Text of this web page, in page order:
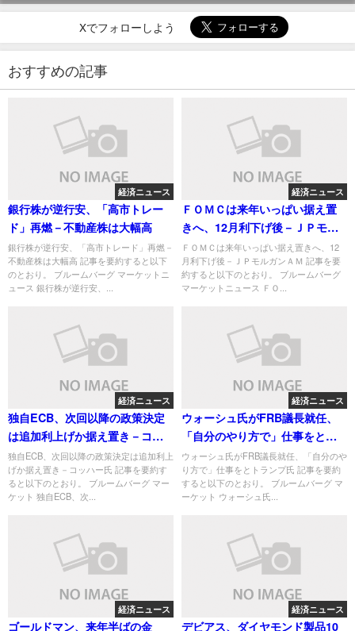
Xでフォローしよう
おすすめの記事
経済ニュース
銀行株が逆行安、「高市トレー
ド」再燃－不動産株は大幅高
銀行株が逆行安、「高市トレード」再燃－
不動産株は大幅高 記事を要約すると以下
のとおり。 ブルームバーグ マーケットニ
ュース 銀行株が逆行安、...
経済ニュース
ＦＯＭＣは来年いっぱい据え置
きへ、12月利下げ後－ＪＰモル
ガンＡＭ
ＦＯＭＣは来年いっぱい据え置きへ、12
月利下げ後－ＪＰモルガンＡＭ 記事を要
約すると以下のとおり。 ブルームバーグ
マーケットニュース ＦＯ...
経済ニュース
独自ECB、次回以降の政策決定
は追加利上げか据え置き－コッ
ハー氏
独自ECB、次回以降の政策決定は追加利上
げか据え置き－コッハー氏 記事を要約す
ると以下のとおり。 ブルームバーグ マー
ケット 独自ECB、次...
経済ニュース
ウォーシュ氏がFRB議長就任、
「自分のやり方で」仕事をとト
ランプ氏
ウォーシュ氏がFRB議長就任、「自分のや
り方で」仕事をとトランプ氏 記事を要約
すると以下のとおり。 ブルームバーグ マ
ーケット ウォーシュ氏...
経済ニュース
ゴールドマン、来年半ばの金
経済ニュース
デビアス、ダイヤモンド製品10